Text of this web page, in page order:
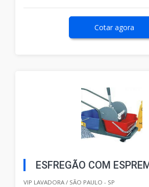
Cotar agora
ESFREGÃO COM
VIP LAVADORA / SÃO PAULO - SP